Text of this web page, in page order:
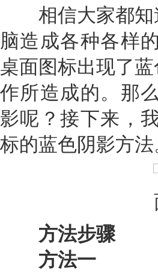
相信大家都知
脑造成各种各样
桌面图标出现了
作所造成的。那
影呢？接下来，
标的蓝色阴影方法
方法步骤
方法一